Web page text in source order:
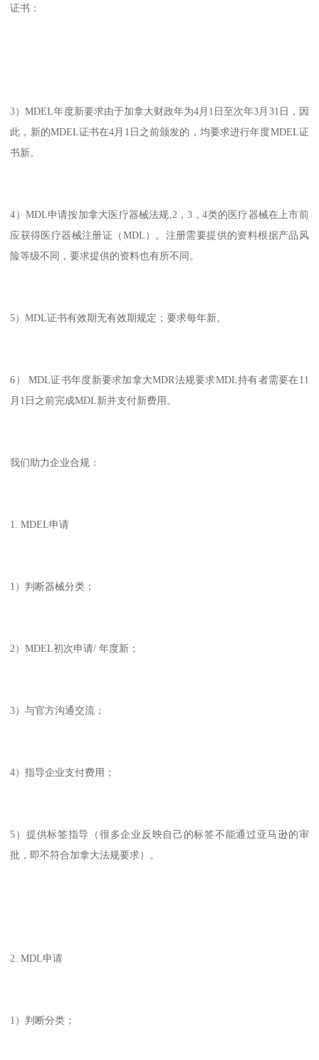
证书：
3）MDEL年度新要求由于加拿大财政年为4月1日至次年3月31日，因
此，新的MDEL证书在4月1日之前颁发的，均要求进行年度MDEL证
书新。
4）MDL申请按加拿大医疗器械法规,2，3，4类的医疗器械在上市前
应获得医疗器械注册证（MDL）。注册需要提供的资料根据产品风
险等级不同，要求提供的资料也有所不同。
5）MDL证书有效期无有效期规定；要求每年新。
6） MDL证书年度新要求加拿大MDR法规要求MDL持有者需要在11
月1日之前完成MDL新并支付新费用。
我们助力企业合规：
1. MDEL申请
1）判断器械分类；
2）MDEL初次申请/ 年度新；
3）与官方沟通交流；
4）指导企业支付费用；
5）提供标签指导（很多企业反映自己的标签不能通过亚马逊的审
批，即不符合加拿大法规要求）。
2. MDL申请
1）判断分类；